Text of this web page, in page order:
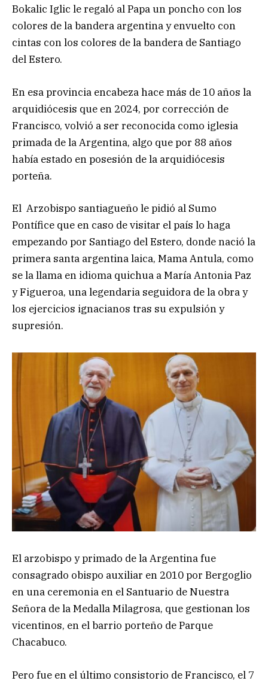
Bokalic Iglic le regaló al Papa un poncho con los
colores de la bandera argentina y envuelto con
cintas con los colores de la bandera de Santiago
del Estero.
En esa provincia encabeza hace más de 10 años la
arquidiócesis que en 2024, por corrección de
Francisco, volvió a ser reconocida como iglesia
primada de la Argentina, algo que por 88 años
había estado en posesión de la arquidiócesis
porteña.
El Arzobispo santiagueño le pidió al Sumo
Pontífice que en caso de visitar el país lo haga
empezando por Santiago del Estero, donde nació la
primera santa argentina laica, Mama Antula, como
se la llama en idioma quichua a María Antonia Paz
y Figueroa, una legendaria seguidora de la obra y
los ejercicios ignacianos tras su expulsión y
supresión.
El arzobispo y primado de la Argentina fue
consagrado obispo auxiliar en 2010 por Bergoglio
en una ceremonia en el Santuario de Nuestra
Señora de la Medalla Milagrosa, que gestionan los
vicentinos, en el barrio porteño de Parque
Chacabuco.
Pero fue en el último consistorio de Francisco, el 7